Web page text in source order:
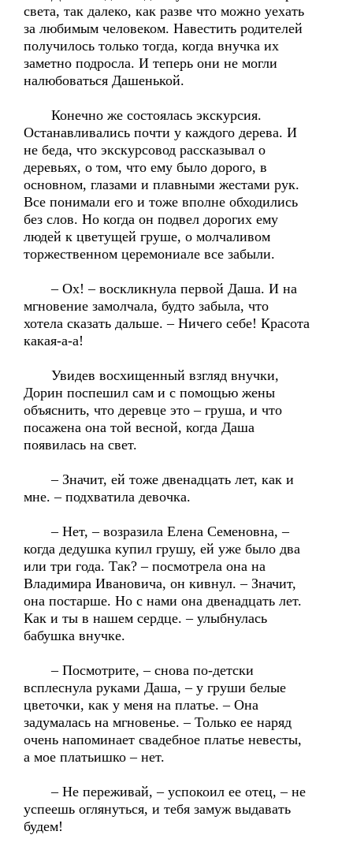
света, так далеко, как разве что можно уехать
за любимым человеком. Навестить родителей
получилось только тогда, когда внучка их
заметно подросла. И теперь они не могли
налюбоваться Дашенькой.
Конечно же состоялась экскурсия.
Останавливались почти у каждого дерева. И
не беда, что экскурсовод рассказывал о
деревьях, о том, что ему было дорого, в
основном, глазами и плавными жестами рук.
Все понимали его и тоже вполне обходились
без слов. Но когда он подвел дорогих ему
людей к цветущей груше, о молчаливом
торжественном церемониале все забыли.
– Ох! – воскликнула первой Даша. И на
мгновение замолчала, будто забыла, что
хотела сказать дальше. – Ничего себе! Красота
какая-а-а!
Увидев восхищенный взгляд внучки,
Дорин поспешил сам и с помощью жены
объяснить, что деревце это – груша, и что
посажена она той весной, когда Даша
появилась на свет.
– Значит, ей тоже двенадцать лет, как и
мне. – подхватила девочка.
– Нет, – возразила Елена Семеновна, –
когда дедушка купил грушу, ей уже было два
или три года. Так? – посмотрела она на
Владимира Ивановича, он кивнул. – Значит,
она постарше. Но с нами она двенадцать лет.
Как и ты в нашем сердце. – улыбнулась
бабушка внучке.
– Посмотрите, – снова по-детски
всплеснула руками Даша, – у груши белые
цветочки, как у меня на платье. – Она
задумалась на мгновенье. – Только ее наряд
очень напоминает свадебное платье невесты,
а мое платьишко – нет.
– Не переживай, – успокоил ее отец, – не
успеешь оглянуться, и тебя замуж выдавать
будем!